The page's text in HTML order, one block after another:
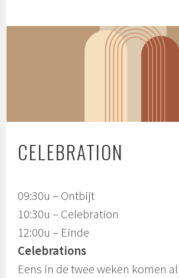
CELEBRATION
09:30u – Ontbijt
10:30u – Celebration
12:00u – Einde
Celebrations
Eens in de twee weken komen